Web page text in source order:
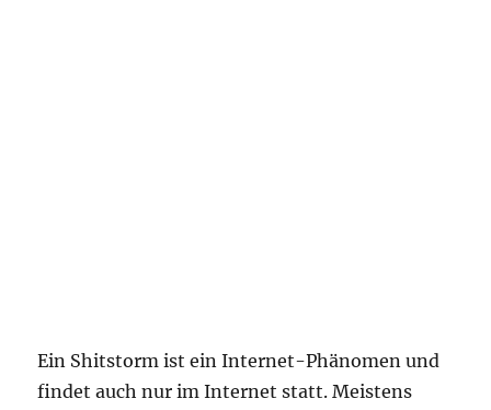
Ein Shitstorm ist ein Internet-Phänomen und
findet auch nur im Internet statt. Meistens